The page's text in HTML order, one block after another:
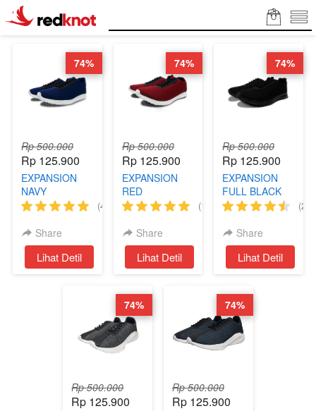
Rp 500.000
Rp 125.900
EXPANSION
NAVY
(46)
Share
`Lihat Detil
74%
Rp 500.000
Rp 125.900
EXPANSION
RED
(10)
Share
`Lihat Detil
74%
Rp 500.000
Rp 125.900
EXPANSION
FULL BLACK
(28)
Share
`Lihat Detil
74%
Rp 500.000
Rp 125.900
74%
Rp 500.000
Rp 125.900
74%